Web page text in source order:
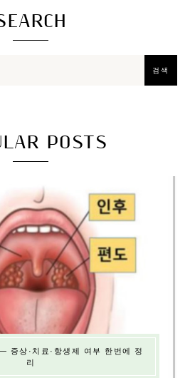
POSTS
증상·치료·항생제 여부 한번에 정
리